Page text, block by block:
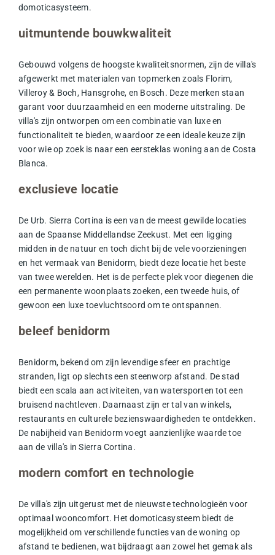
domoticasysteem.
uitmuntende bouwkwaliteit
Gebouwd volgens de hoogste kwaliteitsnormen, zijn de villa's
afgewerkt met materialen van topmerken zoals Florim,
Villeroy & Boch, Hansgrohe, en Bosch. Deze merken staan
garant voor duurzaamheid en een moderne uitstraling. De
villa's zijn ontworpen om een combinatie van luxe en
functionaliteit te bieden, waardoor ze een ideale keuze zijn
voor wie op zoek is naar een eersteklas woning aan de Costa
Blanca.
exclusieve locatie
De Urb. Sierra Cortina is een van de meest gewilde locaties
aan de Spaanse Middellandse Zeekust. Met een ligging
midden in de natuur en toch dicht bij de velevoorzieningen
en het vermaak van Benidorm, biedt deze locatie het beste
van twee werelden. Het is de perfecte plek voor diegenen die
een permanente woonplaats zoeken, een tweede huis, of
gewoon een luxe toevluchtsoord om te ontspannen.
beleef benidorm
Benidorm, bekend om zijn levendige sfeer en prachtige
stranden, ligt op slechts een steenworp afstand. De stad
biedt een scala aan activiteiten, van watersporten tot een
bruisend nachtleven. Daarnaast zijn er tal van winkels,
restaurants en culturele bezienswaardigheden te ontdekken.
De nabijheid van Benidorm voegt aanzienlijke waarde toe
aan de villa's in Sierra Cortina.
modern comfort en technologie
De villa's zijn uitgerust met de nieuwste technologieën voor
optimaal wooncomfort. Het domoticasysteem biedt de
mogelijkheid om verschillende functies van de woning op
afstand te bedienen, wat bijdraagt aan zowel het gemak als